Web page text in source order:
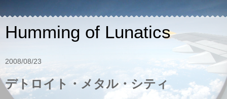
Humming of Lunatics
2008/08/23
デトロイト・メタル・シティ